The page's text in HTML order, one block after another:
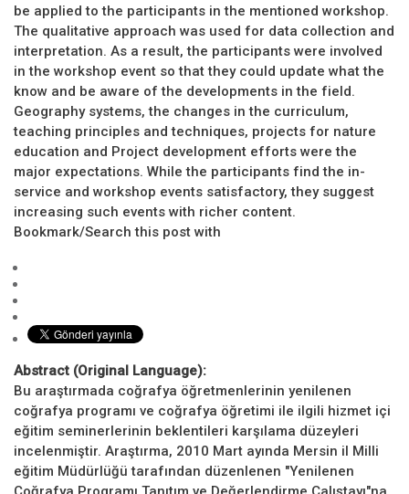
be applied to the participants in the mentioned workshop.
The qualitative approach was used for data collection and
interpretation. As a result, the participants were involved
in the workshop event so that they could update what the
know and be aware of the developments in the field.
Geography systems, the changes in the curriculum,
teaching principles and techniques, projects for nature
education and Project development efforts were the
major expectations. While the participants find the in-
service and workshop events satisfactory, they suggest
increasing such events with richer content.
Bookmark/Search this post with
Abstract (Original Language):
Bu araştırmada coğrafya öğretmenlerinin yenilenen
coğrafya programı ve coğrafya öğretimi ile ilgili hizmet içi
eğitim seminerlerinin beklentileri karşılama düzeyleri
incelenmiştir. Araştırma, 2010 Mart ayında Mersin il Milli
eğitim Müdürlüğü tarafından düzenlenen "Yenilenen